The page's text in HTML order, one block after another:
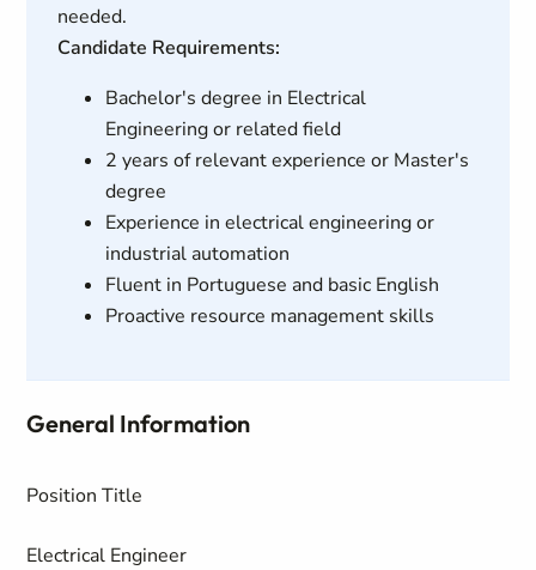
needed.
Candidate Requirements:
Bachelor's degree in Electrical
Engineering or related field
2 years of relevant experience or Master's
degree
Experience in electrical engineering or
industrial automation
Fluent in Portuguese and basic English
Proactive resource management skills
General Information
Position Title
Electrical Engineer